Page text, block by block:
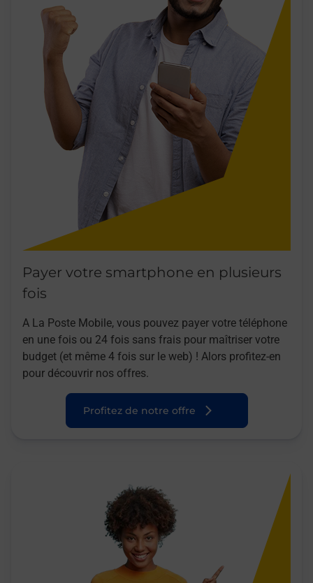
Payer votre smartphone en plusieurs
fois
A La Poste Mobile, vous pouvez payer votre téléphone
en une fois ou 24 fois sans frais pour maîtriser votre
budget (et même 4 fois sur le web) ! Alors profitez-en
pour découvrir nos offres.
Profitez de notre offre